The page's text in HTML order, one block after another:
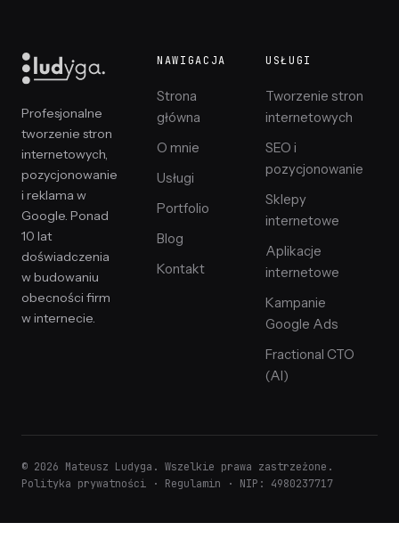
Profesjonalne
tworzenie stron
internetowych,
pozycjonowanie
i reklama w
Google. Ponad
10 lat
doświadczenia
w budowaniu
obecności firm
w internecie.
NAWIGACJA
Strona
główna
O mnie
Usługi
Portfolio
Blog
Kontakt
USŁUGI
Tworzenie stron
internetowych
SEO i
pozycjonowanie
Sklepy
internetowe
Aplikacje
internetowe
Kampanie
Google Ads
Fractional CTO
(AI)
© 2026 Mateusz Ludyga. Wszelkie prawa zastrzeżone.
Polityka prywatności · Regulamin · NIP: 4980237717